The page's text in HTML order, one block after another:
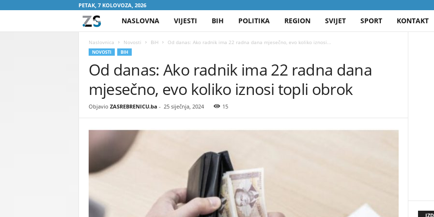
PETAK, 7 KOLOVOZA, 2026
A
E
E
NASLOVNA VIJESTI BIH POLITIKA REGION SVIJET SPORT KONTAKT
Naslovnica Novosti BiH Od danas: Ako radnik ima 22 radna dana mjesečno, evo koliko iznosi...
NOVOSTI BIH
Od danas: Ako radnik ima 22 radna dana
mjesečno, evo koliko iznosi topli obrok
Objavio ZASREBRENICU.ba - 25 siječnja, 2024 15